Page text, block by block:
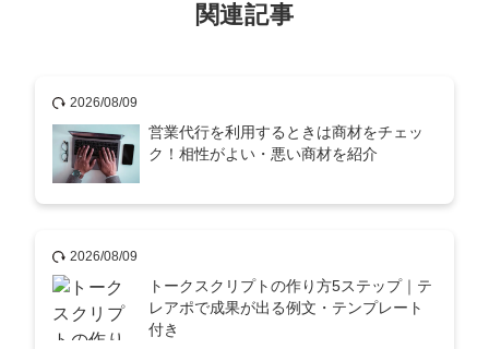
関連記事
2026/08/09
営業代行を利用するときは商材をチェッ
ク！相性がよい・悪い商材を紹介
2026/08/09
トークスクリプトの作り方5ステップ｜テ
レアポで成果が出る例文・テンプレート
付き